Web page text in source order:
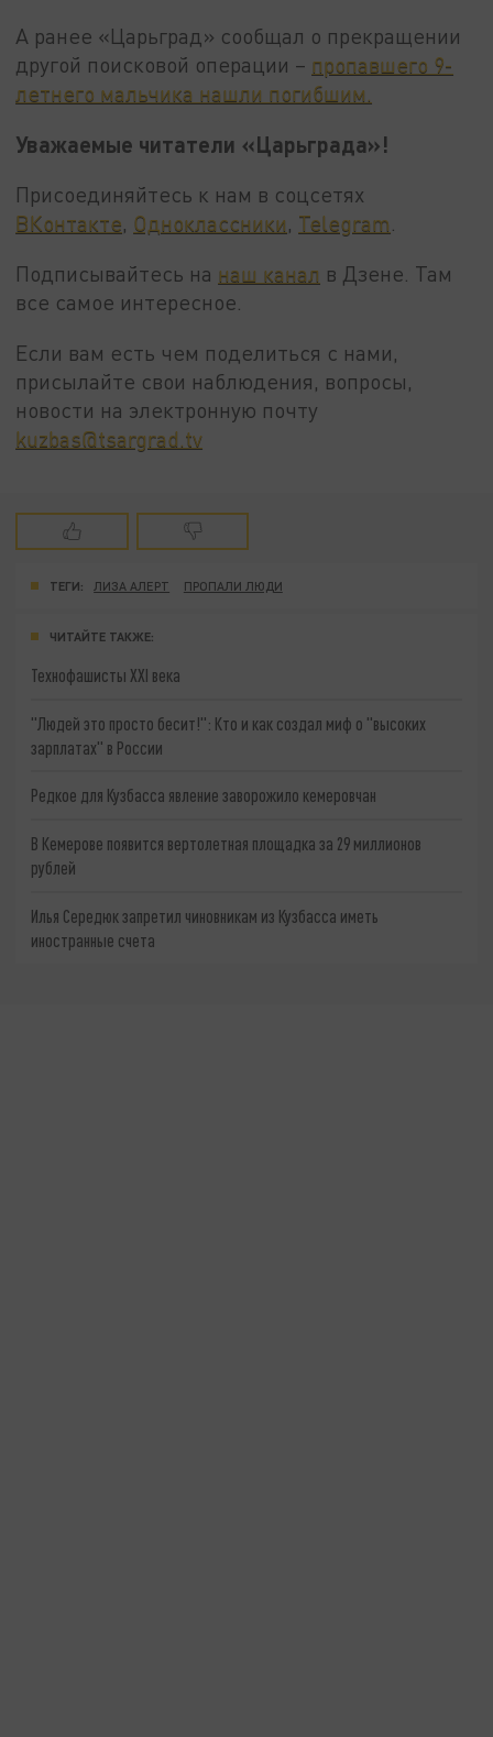
А ранее «Царьград» сообщал о прекращении
другой поисковой операции – пропавшего 9-
летнего мальчика нашли погибшим.
Уважаемые читатели «Царьграда»!
Присоединяйтесь к нам в соцсетях
ВКонтакте, Одноклассники, Telegram
Подписывайтесь на наш канал в Дзене. Там
все самое интересное.
Если вам есть чем поделиться с нами,
присылайте свои наблюдения, вопросы,
новости на электронную почту
kuzbas@tsargrad.tv
ТЕГИ: ЛИЗА АЛЕРТ ПРОПАЛИ ЛЮДИ
ЧИТАЙТЕ ТАКЖЕ:
Технофашисты XXI века
"Людей это просто бесит!": Кто и как создал миф о "высоких
зарплатах" в России
Редкое для Кузбасса явление заворожило кемеровчан
В Кемерове появится вертолетная площадка за 29 миллионов
рублей
Илья Середюк запретил чиновникам из Кузбасса иметь
иностранные счета